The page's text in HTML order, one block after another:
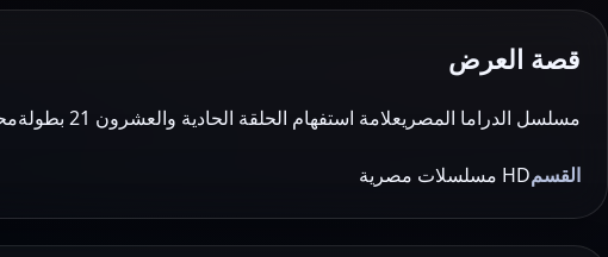
قصة العرض
مسلسل الدراما المصريعلامة استفهام الحلقة الحادية والعشرون 21 بطولةمحمد رجب وميرهان حسين وادوارد مشاهدة وتحميل اون لاين يوتيوب جودة عالية 720P مسلسلات …
القسمHD مسلسلات مصرية